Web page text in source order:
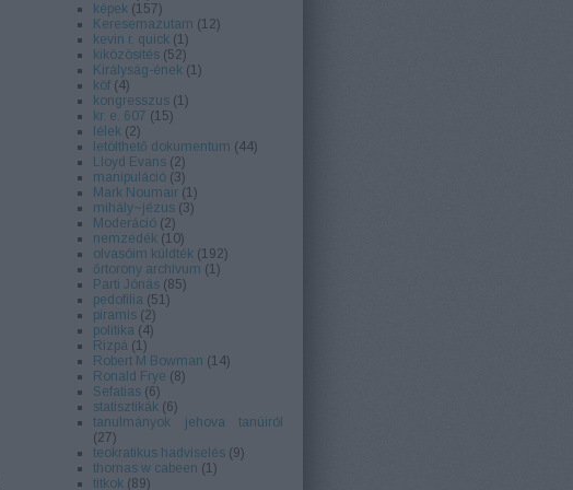
képek (157)
Keresemazutam (12)
kevin r. quick (1 )
kiközösítés (52)
Királyság-ének (1 )
köf (4)
kongresszus (1 )
kr. e. 607 (15)
lélek (2)
letölthető dokumentum (44)
Lloyd Evans (2)
manipuláció (3)
Mark Noumair (1 )
mihály~jézus (3)
Moderáció (2)
nemzedék (10)
olvasóim küldték (192)
őrtorony archívum (1 )
Parti Jónás (85)
pedofília (51 )
piramis (2)
politika (4)
Rizpá (1 )
Robert M Bowman (14)
Ronald Frye (8)
Sefatias (6)
statisztikák (6)
tanulmányok jehova tanúiról
(27)
teokratikus hadviselés (9)
thomas w cabeen (1 )
titkok (89)